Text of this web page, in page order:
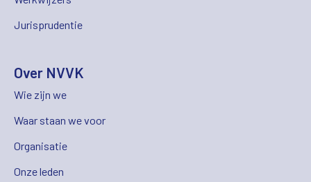
Jurisprudentie
Over NVVK
Wie zijn we
Waar staan we voor
Organisatie
Onze leden